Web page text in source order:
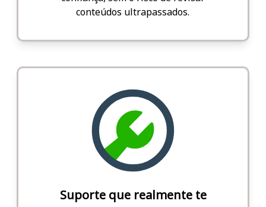
conteúdos ultrapassados.
Suporte que realmente te